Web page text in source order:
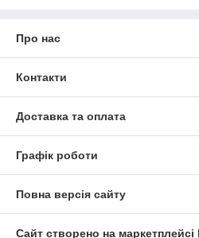
Про нас
Контакти
Доставка та оплата
Графік роботи
Повна версія сайту
Сайт створено на маркетплейсі